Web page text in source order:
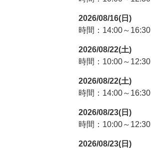
2026/08/16(日)
時間：14:00～16:30
2026/08/22(土)
時間：10:00～12:30
2026/08/22(土)
時間：14:00～16:30
2026/08/23(日)
時間：10:00～12:30
2026/08/23(日)